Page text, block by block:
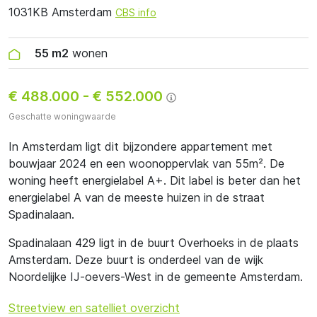
1031KB Amsterdam CBS info
55 m2 wonen
€ 488.000 - € 552.000
Geschatte woningwaarde
In Amsterdam ligt dit bijzondere appartement met
bouwjaar 2024 en een woonoppervlak van 55m². De
woning heeft energielabel A+. Dit label is beter dan het
energielabel A van de meeste huizen in de straat
Spadinalaan.
Spadinalaan 429 ligt in de buurt Overhoeks in de plaats
Amsterdam. Deze buurt is onderdeel van de wijk
Noordelijke IJ-oevers-West in de gemeente Amsterdam.
Streetview en satelliet overzicht